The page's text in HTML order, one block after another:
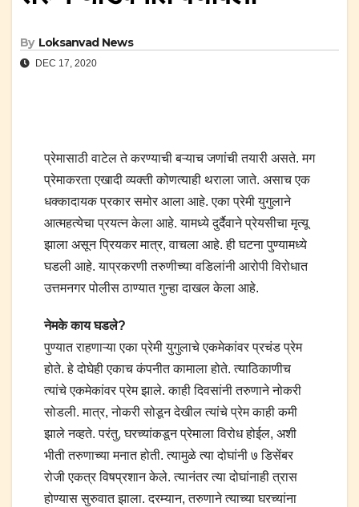
By Loksanvad News
DEC 17, 2020
प्रेमासाठी वाटेल ते करण्याची बऱ्याच जणांची तयारी असते. मग
प्रेमाकरता एखादी व्यक्ती कोणत्याही थराला जाते. असाच एक
धक्कादायक प्रकार समोर आला आहे. एका प्रेमी युगुलाने
आत्महत्येचा प्रयत्न केला आहे. यामध्ये दुर्दैवाने प्रेयसीचा मृत्यू
झाला असून प्रियकर मात्र, वाचला आहे. ही घटना पुण्यामध्ये
घडली आहे. याप्रकरणी तरुणीच्या वडिलांनी आरोपी विरोधात
उत्तमनगर पोलीस ठाण्यात गुन्हा दाखल केला आहे.
नेमके काय घडले?
पुण्यात राहणाऱ्या एका प्रेमी युगुलाचे एकमेकांवर प्रचंड प्रेम
होते. हे दोघेही एकाच कंपनीत कामाला होते. त्याठिकाणीच
त्यांचे एकमेकांवर प्रेम झाले. काही दिवसांनी तरुणाने नोकरी
सोडली. मात्र, नोकरी सोडून देखील त्यांचे प्रेम काही कमी
झाले नव्हते. परंतु, घरच्यांकडून प्रेमाला विरोध होईल, अशी
भीती तरुणाच्या मनात होती. त्यामुळे त्या दोघांनी ७ डिसेंबर
रोजी एकत्र विषप्रशान केले. त्यानंतर त्या दोघांनाही त्रास
होण्यास सुरुवात झाला. दरम्यान, तरुणाने त्याच्या घरच्यांना